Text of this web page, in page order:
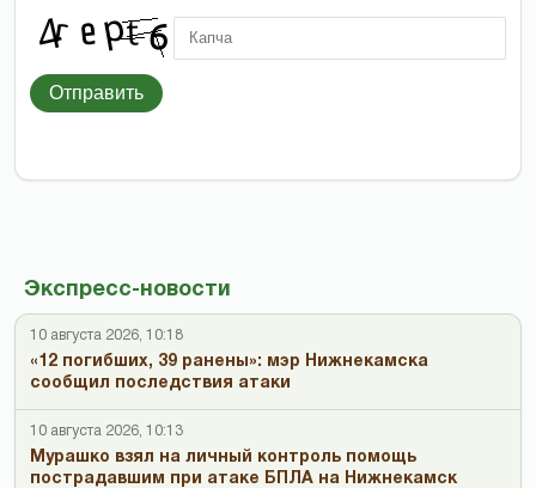
Экспресс-новости
10 августа 2026, 10:18
«12 погибших, 39 ранены»: мэр Нижнекамска
сообщил последствия атаки
10 августа 2026, 10:13
Мурашко взял на личный контроль помощь
пострадавшим при атаке БПЛА на Нижнекамск
Отправить